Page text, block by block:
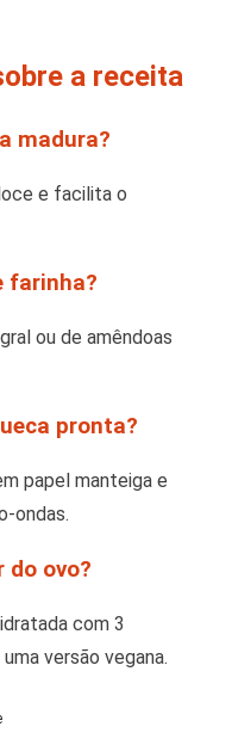
a receita
madura?
e facilita o
farinha?
ou de amêndoas
pronta?
papel manteiga e
ondas.
do ovo?
com 3
versão vegana.